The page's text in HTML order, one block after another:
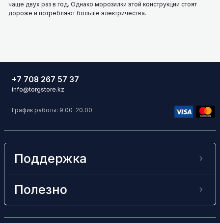
чаще двух раз в год. Однако морозилки этой конструкции стоят
дороже и потребляют больше электричества.
Поддержка
Полезно
+7 708 267 57 37
info@torgstore.kz
График работы: 9.00-20.00